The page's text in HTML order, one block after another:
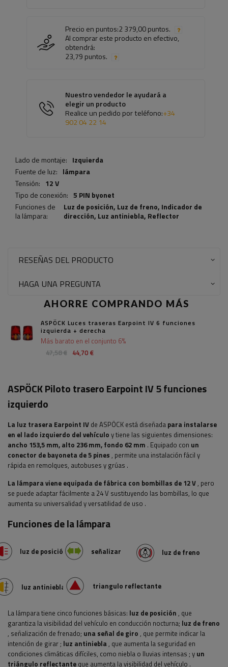
Precio en puntos:2 379,00 puntos.
Al comprar este producto en efectivo,
obtendrá:
23,79 puntos.
Nuestro vendedor le ayudará a
elegir un producto
Realice un pedido por teléfono:+34
902 04 22 14
Lado de montaje: Izquierda
Fuente de luz: lámpara
Tensión: 12 V
Tipo de conexión: 5 PIN byonet
Funciones de
la lámpara:
Luz de posición, Luz de freno, Indicador de
dirección, Luz antiniebla, Reflector
RESEÑAS DEL PRODUCTO
HAGA UNA PREGUNTA
AHORRE COMPRANDO MÁS
ASPÖCK Luces traseras Earpoint IV 6 funciones
izquierda + derecha
47,58 € 44,70 €
Más barato en el conjunto 6%
ASPÖCK Piloto trasero Earpoint IV 5 funciones
izquierdo
La luz trasera Earpoint IV de ASPÖCK está diseñada para instalarse
en el lado izquierdo del vehículo y tiene las siguientes dimensiones:
ancho 153,5 mm, alto 236 mm, fondo 62 mm . Equipado con un
conector de bayoneta de 5 pines , permite una instalación fácil y
rápida en remolques, autobuses y grúas .
La lámpara viene equipada de fábrica con bombillas de 12 V, pero
se puede adaptar fácilmente a 24 V sustituyendo las bombillas, lo que
aumenta su universalidad y versatilidad de uso .
Funciones de la lámpara
luz de posición
luz antiniebla
señalizar
triangulo reflectante
luz de freno
La lámpara tiene cinco funciones básicas: luz de posición , que
garantiza la visibilidad del vehículo en conducción nocturna; luz de freno
, señalización de frenado; una señal de giro , que permite indicar la
intención de girar; luz antiniebla , que aumenta la seguridad en
condiciones climáticas difíciles, como niebla o lluvias intensas ; y un
triángulo reflectante que aumenta la visibilidad del vehículo .